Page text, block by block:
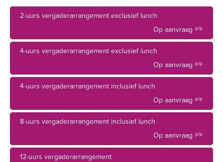
huren? Neem contact op voor de mogelijkheden en prijzen!
Ook een leuk idee: voor grote groepen kunnen er speciale
2-uurs vergaderarrangement exclusief lunch
Op aanvraag p/p
4-uurs vergaderarrangement exclusief lunch
Op aanvraag p/p
4-uurs vergaderarrangement inclusief lunch
Op aanvraag p/p
8-uurs vergaderarrangement inclusief lunch
Op aanvraag p/p
12-uurs vergaderarrangement